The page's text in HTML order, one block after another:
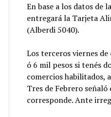
En base a los datos de
entregará la Tarjeta
(Alberdi 5040).
Los terceros viernes
ó 6 mil pesos si tenés
comercios habilitados,
Tres de Febrero
corresponde. Ante